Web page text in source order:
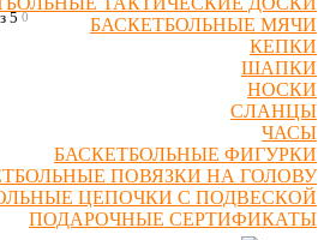
БАСКЕТБОЛЬНЫЕ МЯЧИ
КЕПКИ
ШАПКИ
НОСКИ
СЛАНЦЫ
ЧАСЫ
БАСКЕТБОЛЬНЫЕ ФИГУРКИ
ПОВЯЗКИ НА ГОЛОВУ
ЦЕПОЧКИ С ПОДВЕСКОЙ
ПОДАРОЧНЫЕ СЕРТИФИКАТЫ
5 0